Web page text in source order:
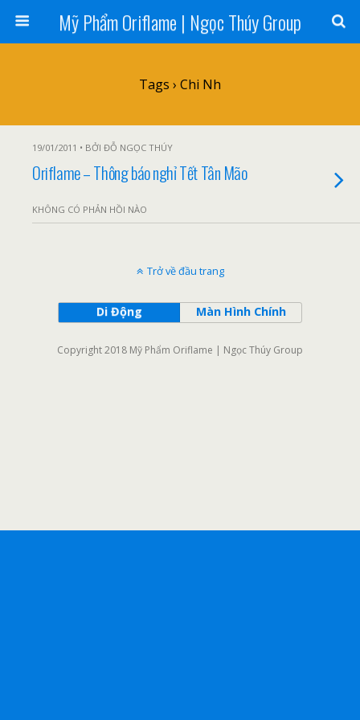
Mỹ Phẩm Oriflame | Ngọc Thúy Group
Tags › Chi Nh
19/01/2011 • BỞI ĐỖ NGỌC THÚY
Oriflame – Thông báo nghỉ Tết Tân Mão
KHÔNG CÓ PHẢN HỒI NÀO
Trở về đầu trang
Di Động Màn Hình Chính
Copyright 2018 Mỹ Phẩm Oriflame | Ngọc Thúy Group